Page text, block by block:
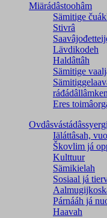
Miärádâstoohâm
Sämitige
Stivrâ
Lävdikodeh
Haldâttâh
Sämitige
Eres
Iäláttâsah,
Škovlim já
Kulttuur
Sämikielah
Sosiaal já
Párnááh já
Haavah